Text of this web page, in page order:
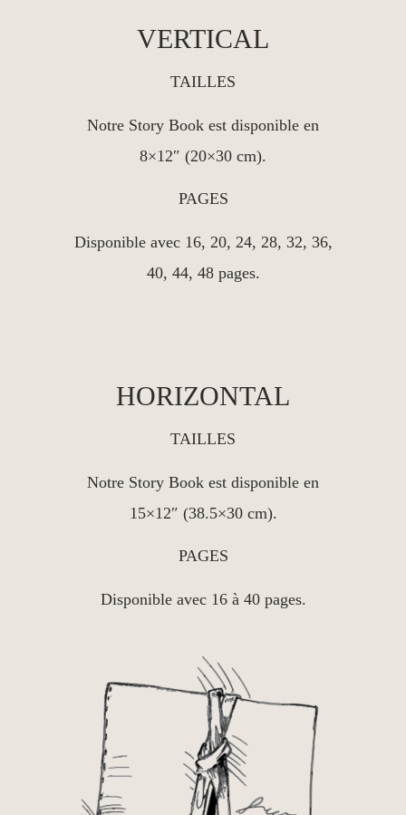
VERTICAL
TAILLES
Notre Story Book est disponible en
8×12″ (20×30 cm).
PAGES
Disponible avec 16, 20, 24, 28, 32, 36,
40, 44, 48 pages.
HORIZONTAL
TAILLES
Notre Story Book est disponible en
15×12″ (38.5×30 cm).
PAGES
Disponible avec 16 à 40 pages.